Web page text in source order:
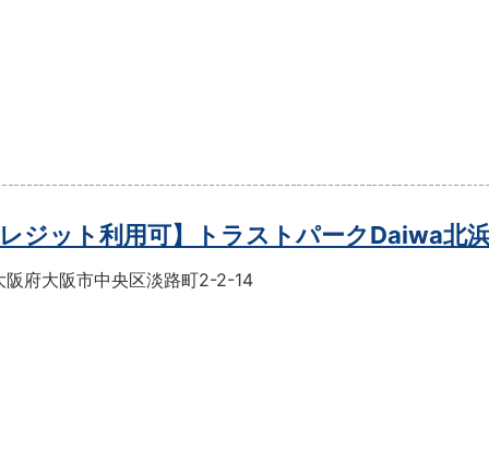
レジット利用可】トラストパークDaiwa北
阪府大阪市中央区淡路町2-2-14